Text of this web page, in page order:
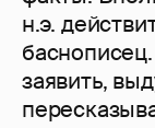
н.э.
заявить,